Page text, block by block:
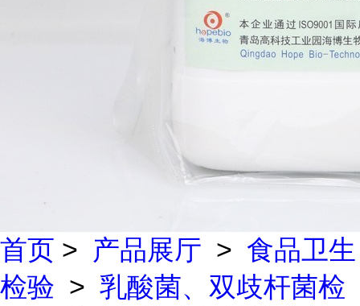
首页 > 产品展厅 > 食品卫生
检验 > 乳酸菌、双歧杆菌检